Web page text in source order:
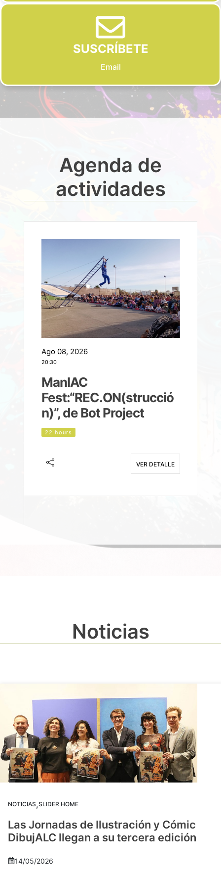
SUSCRÍBETE
Email
Agenda de
actividades
Ago 08, 2026
20:30
ManIAC
Fest:“REC.ON(strucció
n)”, de Bot Project
22 hours
VER DETALLE
Noticias
NOTICIAS,SLIDER HOME
Las Jornadas de Ilustración y Cómic
DibujALC llegan a su tercera edición
14/05/2026